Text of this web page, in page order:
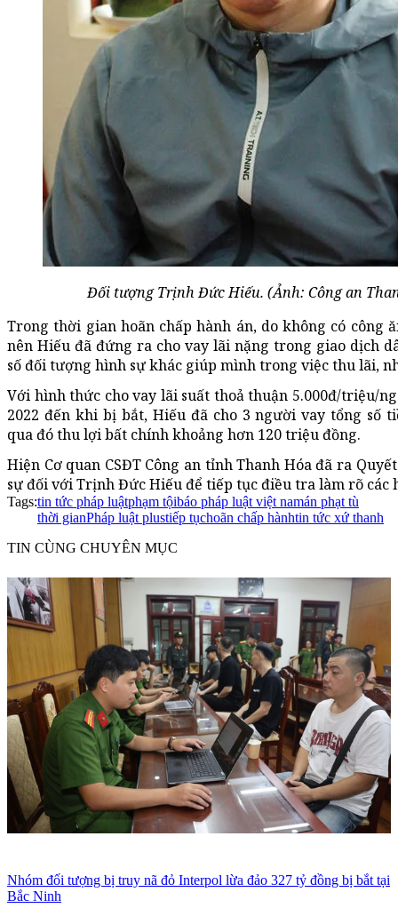
Đối tượng Trịnh Đức Hiếu. (Ảnh: Công an
Trong thời gian hoãn chấp hành án, do không có công
nên Hiếu đã đứng ra cho vay lãi nặng trong giao dịch
số đối tượng hình sự khác giúp mình trong việc thu lãi,
Với hình thức cho vay lãi suất thoả thuận 5.000đ/triệu/
2022 đến khi bị bắt, Hiếu đã cho 3 người vay tổng số
qua đó thu lợi bất chính khoảng hơn 120 triệu đồng.
Hiện Cơ quan CSĐT Công an tỉnh Thanh Hóa đã ra
sự đối với Trịnh Đức Hiếu để tiếp tục điều tra làm rõ các
Tags:tin tức pháp luậtphạm tộibáo pháp luật việt namán phạt tù
thời gianPháp luật plustiếp tụchoãn chấp hànhtin tức xứ thanh
TIN CÙNG CHUYÊN MỤC
Nhóm đối tượng bị truy nã đỏ Interpol lừa đảo 327 tỷ đồng bị bắt tại
Bắc Ninh